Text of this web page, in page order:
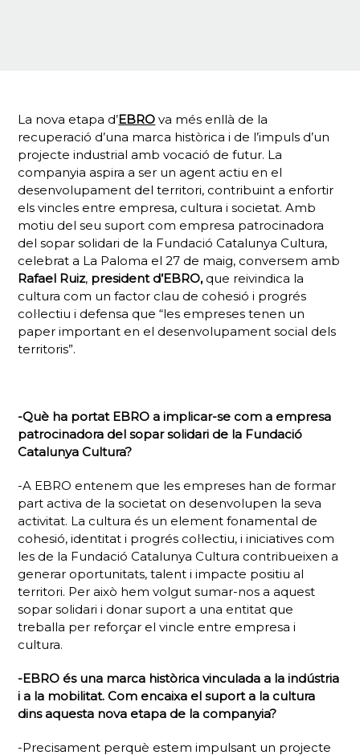
La nova etapa d’EBRO va més enllà de la
recuperació d’una marca històrica i de l’impuls d’un
projecte industrial amb vocació de futur. La
companyia aspira a ser un agent actiu en el
desenvolupament del territori, contribuint a enfortir
els vincles entre empresa, cultura i societat. Amb
motiu del seu suport com empresa patrocinadora
del sopar solidari de la Fundació Catalunya Cultura,
celebrat a La Paloma el 27 de maig, conversem amb
Rafael Ruiz, president d’EBRO,que reivindica la
cultura com un factor clau de cohesió i progrés
col·lectiu i defensa que “les empreses tenen un
paper important en el desenvolupament social dels
territoris”.
-Què ha portat EBRO a implicar-se com a empresa
patrocinadora del sopar solidari de la Fundació
Catalunya Cultura?
-A EBRO entenem que les empreses han de formar
part activa de la societat on desenvolupen la seva
activitat. La cultura és un element fonamental de
cohesió, identitat i progrés col·lectiu, i iniciatives com
les de la Fundació Catalunya Cultura contribueixen a
generar oportunitats, talent i impacte positiu al
territori. Per això hem volgut sumar-nos a aquest
sopar solidari i donar suport a una entitat que
treballa per reforçar el vincle entre empresa i
cultura.
-EBRO és una marca històrica vinculada a la indústria
i a la mobilitat. Com encaixa el suport a la cultura
dins aquesta nova etapa de la companyia?
-Precisament perquè estem impulsant un projecte